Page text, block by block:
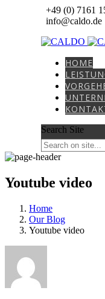
+49 (0) 7161
info@caldo.de
HOME
Search Site
Youtube video
Home
Our Blog
Youtube video